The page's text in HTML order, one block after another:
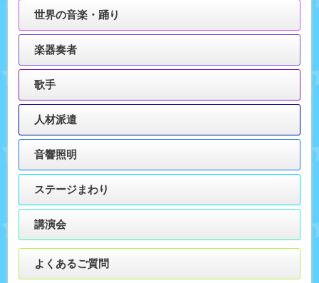
世界の音楽・踊り
楽器奏者
歌手
人材派遣
音響照明
ステージまわり
講演会
よくあるご質問